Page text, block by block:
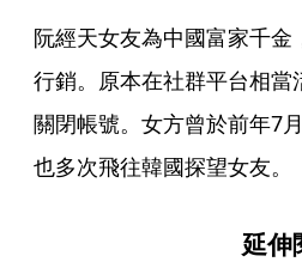
阮經天女友為中國富家千
行銷。原本在社群平台相
關閉帳號。女方曾於前年7
也多次飛往韓國探望女友。
延伸